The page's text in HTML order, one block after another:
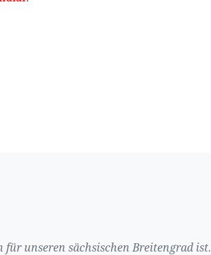
unseren sächsischen Breitengrad ist.